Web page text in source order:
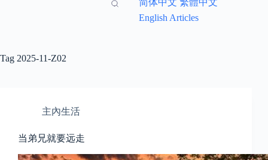
简体中文 繁體中文
English Articles
Tag 2025-11-Z02
主內生活
当弟兄就要远走